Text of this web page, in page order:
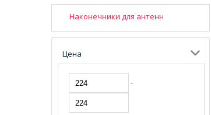
Наконечники для антенн
Цена
-